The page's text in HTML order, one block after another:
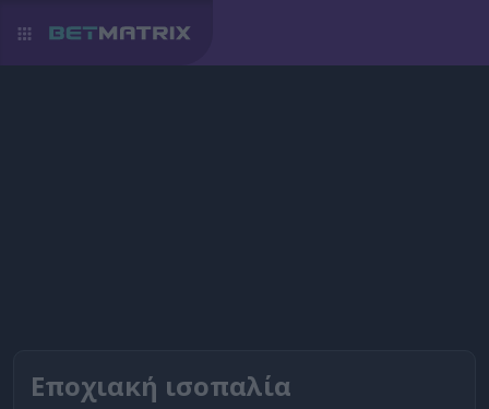
Εποχιακή ισοπαλία